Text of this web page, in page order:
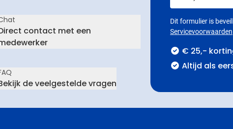
contact met een
de veelgestelde vragen
Dit formulier is
Servicevoorwaarden
€ 25,-
Altijd als